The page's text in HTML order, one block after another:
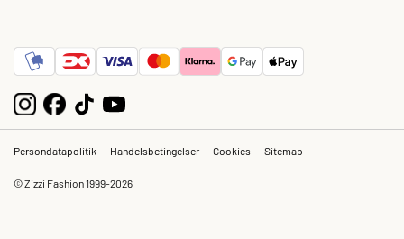
Persondatapolitik Handelsbetingelser Cookies Sitemap
© Zizzi Fashion 1999-2026